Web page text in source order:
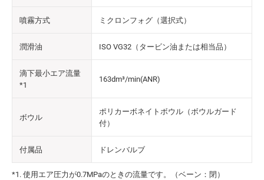
噴霧方式 ミクロンフォグ（選択式）
潤滑油 ISO VG32（タービン油または相当品）
滴下最小エア流量
*1
163dm³/min(ANR)
ボウル
ポリカーボネイトボウル（ボウルガード
付）
付属品 ドレンバルブ
*1. 使用エア圧力が0.7MPaのときの流量です。（ベーン：閉）